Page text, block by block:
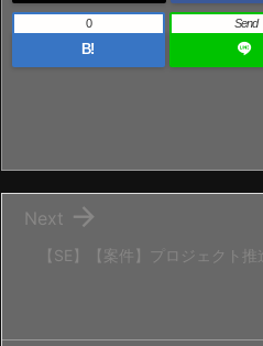
B!
0 Send
【SE】【案件】プロジェクト推

Next